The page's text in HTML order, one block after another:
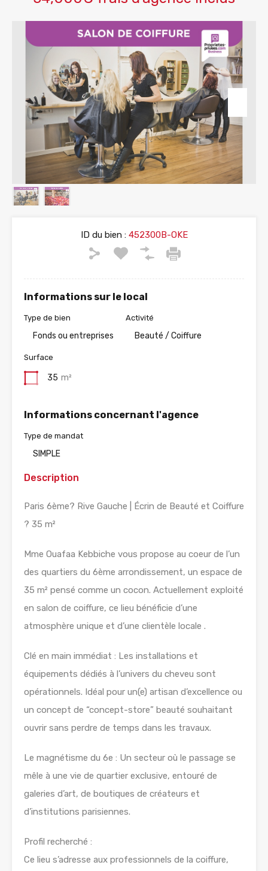
ID du bien :452300B-OKE
Informations sur le local
Type de bien
Fonds ou entreprises
Activité
Beauté / Coiffure
Surface
35 m²
Informations concernant l'agence
Type de mandat
SIMPLE
Description
Paris 6ème? Rive Gauche | Écrin de Beauté et Coiffure
? 35 m²
Mme Ouafaa Kebbiche vous propose au coeur de l’un
des quartiers du 6ème arrondissement, un espace de
35 m² pensé comme un cocon. Actuellement exploité
en salon de coiffure, ce lieu bénéficie d’une
atmosphère unique et d’une clientèle locale .
Clé en main immédiat : Les installations et
équipements dédiés à l’univers du cheveu sont
opérationnels. Idéal pour un(e) artisan d’excellence ou
un concept de “concept-store” beauté souhaitant
ouvrir sans perdre de temps dans les travaux.
Le magnétisme du 6e : Un secteur où le passage se
mêle à une vie de quartier exclusive, entouré de
galeries d’art, de boutiques de créateurs et
d’institutions parisiennes.
Profil recherché :
Ce lieu s’adresse aux professionnels de la coiffure,